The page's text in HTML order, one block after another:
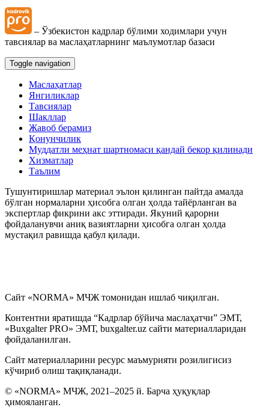
– Ўзбекистон кадрлар бўлими ходимлари учун
тавсиялар ва маслаҳатларнинг маълумотлар базаси
Toggle navigation
Маслаҳатлар
Янгиликлар
Тавсиялар
Шакллар
Жавоб берамиз
Қонунчилик
Муддатли меҳнат шартномаси қандай бекор қилинади
Хизматлар
Таълим
Тушунтиришлар материал эълон қилинган пайтда амалда
бўлган нормаларни ҳисобга олган ҳолда тайёрланган ва
экспертлар фикрини акс эттиради. Якуний қарорни
фойдаланувчи аниқ вазиятларни ҳисобга олган ҳолда
мустақил равишда қабул қилади.
Сайт «NORMA» МЧЖ томонидан ишлаб чиқилган.
Контентни яратишда “Кадрлар бўйича маслаҳатчи” ЭМТ,
«Buxgalter PRO» ЭМТ, buxgalter.uz сайти материалларидан
фойдаланилган.
Сайт материалларини ресурс маъмурияти розилигисиз
кўчириб олиш тақиқланади.
© «NORMA» МЧЖ, 2021–2025 й. Барча ҳуқуқлар
ҳимояланган.